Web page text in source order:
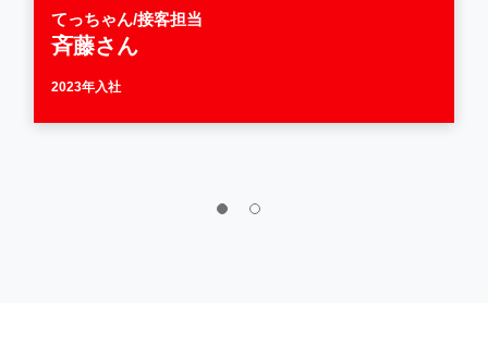
てっちゃん/接客担当
斉藤さん
2023年入社